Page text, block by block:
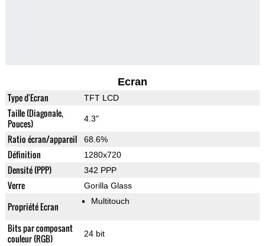
Ecran
Type d'Ecran TFT LCD
Taille (Diagonale,
Pouces)
4.3"
Ratio écran/appareil 68.6%
Définition 1280x720
Densité (PPP) 342 PPP
Verre Gorilla Glass
Propriété Ecran Multitouch
Bits par composant
couleur (RGB)
24 bit